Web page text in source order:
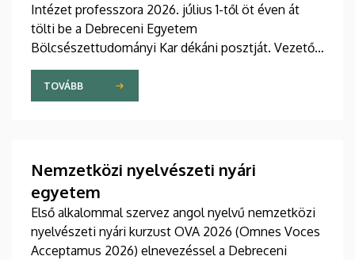
Intézet professzora 2026. július 1-től öt éven át
tölti be a Debreceni Egyetem
Bölcsészettudományi Kar dékáni posztját. Vezetői
stratégiájában fontos szerepet szán a kar
hagyományainak, a bölcsészképzés klasszikus
normáinak megőrzésének, egyben reagálva a
terén.
TOVÁBB
Nemzetközi nyelvészeti nyári
egyetem
Első alkalommal szervez angol nyelvű nemzetközi
nyelvészeti nyári kurzust OVA 2026 (Omnes Voces
Acceptamus 2026) elnevezéssel a Debreceni